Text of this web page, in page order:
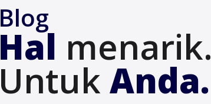
Blog
Hal menarik.
Untuk Anda.